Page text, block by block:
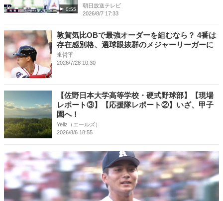
0:55
朝日放送テレビ
2026/8/7 17:33
敦賀気比OBで最強オーダーを組むなら？ 4番は
存在感別格、選球眼抜群のメジャーリーガーに
東哲平
2026/7/28 10:30
【佐野日本大学高等学校・硬式野球部】【現場
レポート③】【応援隊レポート②】いざ、甲子
園へ！
Yellz（エールズ）
2026/8/6 18:55